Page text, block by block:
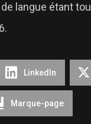
langue étant
LinkedIn
Marque-page